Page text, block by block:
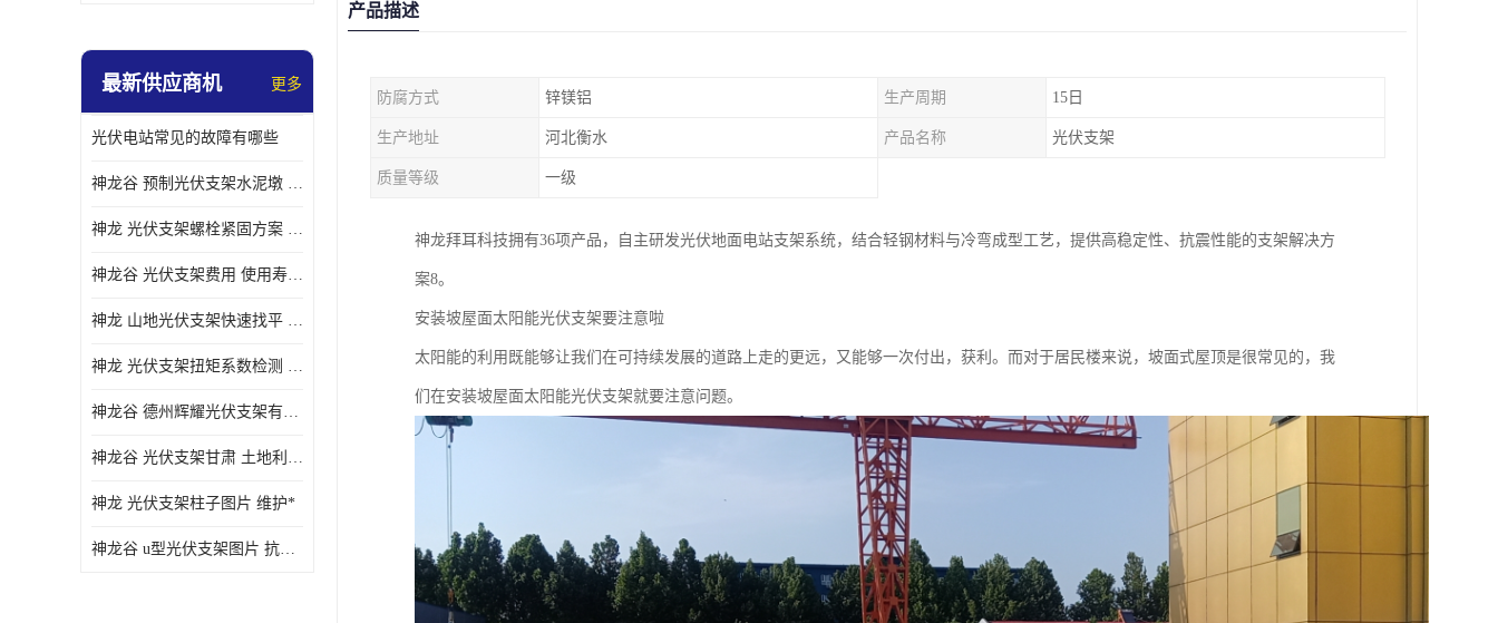
最新供应商机 更多
光伏电站常见的故障有哪些
神龙谷 预制光伏支架水泥墩 抗震性能优
神龙 光伏支架螺栓紧固方案 土地利用率高
神龙谷 光伏支架费用 使用寿命长
神龙 山地光伏支架快速找平 抗风耐压
神龙 光伏支架扭矩系数检测 适应性强
神龙谷 德州辉耀光伏支架有限公司 材质多样
神龙谷 光伏支架甘肃 土地利用率高
神龙 光伏支架柱子图片 维护*
神龙谷 u型光伏支架图片 抗紫外线
产品描述
防腐方式 锌镁铝 生产周期 15日
生产地址 河北衡水 产品名称 光伏支架
质量等级 一级
神龙拜耳科技拥有36项产品，自主研发光伏地面电站支架系统，结合轻钢材料与冷弯成型工艺，提供高稳定性、抗震性能的支架解决方
案8。
安装坡屋面太阳能光伏支架要注意啦
太阳能的利用既能够让我们在可持续发展的道路上走的更远，又能够一次付出，获利。而对于居民楼来说，坡面式屋顶是很常见的，我
们在安装坡屋面太阳能光伏支架就要注意问题。